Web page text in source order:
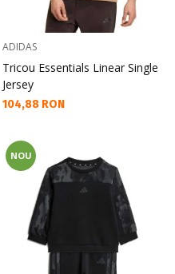
ADIDAS
Tricou Essentials Linear Single
Jersey
Текуща цена:
104,88 RON
NOU